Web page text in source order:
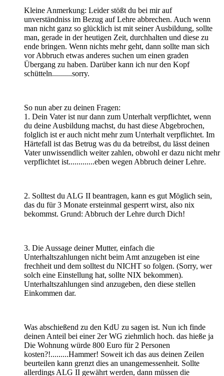
Kleine Anmerkung: Leider stößt du bei mir auf
unverständniss im Bezug auf Lehre abbrechen. Auch wenn
man nicht ganz so glücklich ist mit seiner Ausbildung, sollte
man, gerade in der heutigen Zeit, durchhalten und diese zu
ende bringen. Wenn nichts mehr geht, dann sollte man sich
vor Abbruch etwas anderes suchen um einen graden
Übergang zu haben. Darüber kann ich nur den Kopf
schütteln..........sorry.
So nun aber zu deinen Fragen:
1. Dein Vater ist nur dann zum Unterhalt verpflichtet, wenn
du deine Ausbildung machst, du hast diese Abgebrochen,
folglich ist er auch nicht mehr zum Unterhalt verpflichtet. Im
Härtefall ist das Betrug was du da betreibst, du lässt deinen
Vater unwissendlich weiter zahlen, obwohl er dazu nicht mehr
verpflichtet ist.............eben wegen Abbruch deiner Lehre.
2. Solltest du ALG II beantragen, kann es gut Möglich sein,
das du für 3 Monate ersteinmal gesperrt wirst, also nix
bekommst. Grund: Abbruch der Lehre durch Dich!
3. Die Aussage deiner Mutter, einfach die
Unterhaltszahlungen nicht beim Amt anzugeben ist eine
frechheit und dem solltest du NICHT so folgen. (Sorry, wer
solch eine Einstellung hat, sollte NIX bekommen).
Unterhaltszahlungen sind anzugeben, den diese stellen
Einkommen dar.
Was abschießend zu den KdU zu sagen ist. Nun ich finde
deinen Anteil bei einer 2er WG ziehmlich hoch. das hieße ja
Die Wohnung würde 800 Euro für 2 Personen
kosten?!.........Hammer! Soweit ich das aus deinen Zeilen
beurteilen kann grenzt dies an unangemessenheit. Sollte
allerdings ALG II gewährt werden, dann müssen die